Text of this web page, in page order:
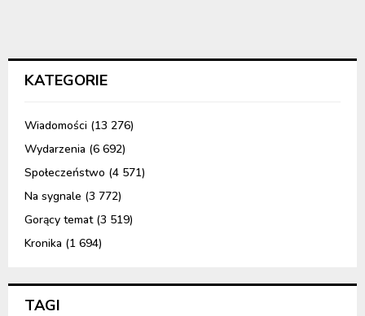
KATEGORIE
Wiadomości (13 276)
Wydarzenia (6 692)
Społeczeństwo (4 571)
Na sygnale (3 772)
Gorący temat(3 519)
Kronika (1 694)
TAGI